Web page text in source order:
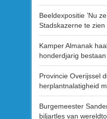
Beeldexpositie ’Nu
Stadskazerne te zien
Kamper Almanak
honderdjarig bestaan
Provincie Overijssel
herplantnalatigheid
Burgemeester
biljartles van